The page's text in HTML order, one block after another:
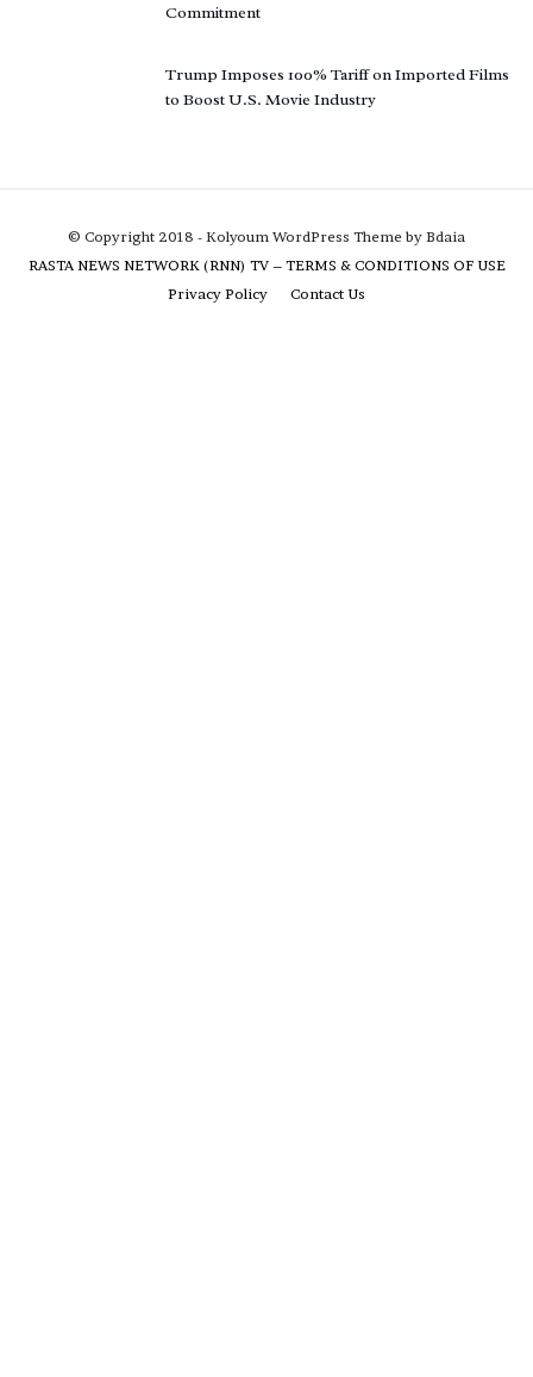
Commitment
Trump Imposes 100% Tariff on Imported Films
to Boost U.S. Movie Industry
© Copyright 2018 - Kolyoum WordPress Theme by Bdaia
RASTA NEWS NETWORK (RNN) TV – TERMS & CONDITIONS OF USE
Privacy Policy
Contact Us